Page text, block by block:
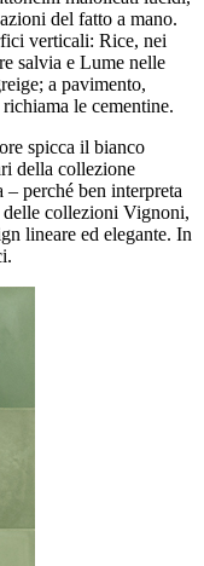
del fatto a mano.
verticali: Rice, nei
salvia e Lume nelle
a pavimento,
le cementine.
spicca il bianco
della collezione
perché ben interpreta
delle collezioni Vignoni,
lineare ed elegante. In